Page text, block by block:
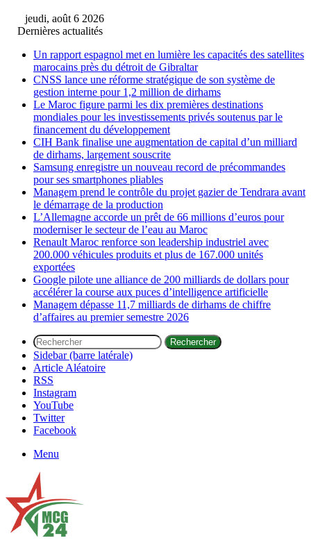
jeudi, août 6 2026
Dernières actualités
Un rapport espagnol met en lumière les capacités des satellites
marocains près du détroit de Gibraltar
CNSS lance une réforme stratégique de son système de
gestion interne pour 1,2 million de dirhams
Le Maroc figure parmi les dix premières destinations
mondiales pour les investissements privés soutenus par le
financement du développement
CIH Bank finalise une augmentation de capital d’un milliard
de dirhams, largement souscrite
Samsung enregistre un nouveau record de précommandes
pour ses smartphones pliables
Managem prend le contrôle du projet gazier de Tendrara avant
le démarrage de la production
L’Allemagne accorde un prêt de 66 millions d’euros pour
moderniser le secteur de l’eau au Maroc
Renault Maroc renforce son leadership industriel avec
200.000 véhicules produits et plus de 167.000 unités
exportées
Google pilote une alliance de 200 milliards de dollars pour
accélérer la course aux puces d’intelligence artificielle
Managem dépasse 11,7 milliards de dirhams de chiffre
d’affaires au premier semestre 2026
Rechercher
Sidebar (barre latérale)
Article Aléatoire
RSS
Instagram
YouTube
Twitter
Facebook
Menu